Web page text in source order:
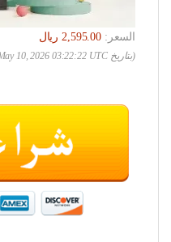
السعر:
‏2,595.00 ريال
(بتاريخ May 10, 2026 03:22:22 UTC –